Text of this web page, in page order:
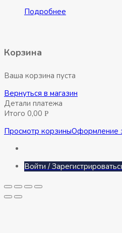
Подробнее
Корзина
Ваша корзина пуста
Вернуться в магазин
Детали платежа
Итого 0,00 Р
Просмотр корзиныОформление
Войти /